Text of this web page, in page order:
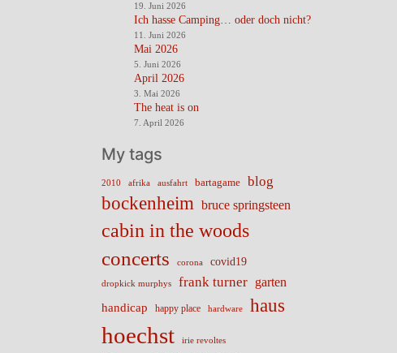
19. Juni 2026
Ich hasse Camping… oder doch nicht?
11. Juni 2026
Mai 2026
5. Juni 2026
April 2026
3. Mai 2026
The heat is on
7. April 2026
My tags
2010 afrika ausfahrt bartagame blog
bockenheim bruce springsteen
cabin in the woods
concerts
corona covid19
dropkick murphys frank turner
garten
handicap
happy place hardware haus
hoechst irie revoltes